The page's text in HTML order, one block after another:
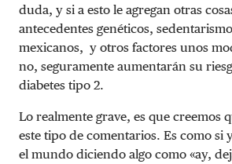
duda, y si a esto le agregan otras
antecedentes genéticos,
mexicanos, y otros factores unos
no, seguramente aumentarán su
diabetes tipo 2.
Lo realmente grave, es que creemos
este tipo de comentarios. Es como si
el mundo diciendo algo como «ay,